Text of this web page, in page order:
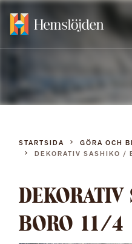
STARTSIDA GÖRA OCH
DEKORATIV SASHIKO /
BORO 11/4